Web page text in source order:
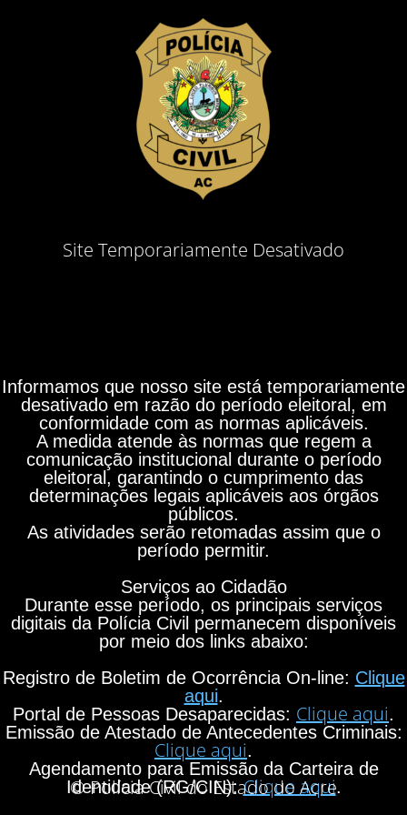
Site Temporariamente Desativado
Informamos que nosso site está temporariamente
desativado em razão do período eleitoral, em
conformidade com as normas aplicáveis.
A medida atende às normas que regem a
comunicação institucional durante o período
eleitoral, garantindo o cumprimento das
determinações legais aplicáveis aos órgãos
públicos.
As atividades serão retomadas assim que o
período permitir.
Serviços ao Cidadão
Durante esse período, os principais serviços
digitais da Polícia Civil permanecem disponíveis
por meio dos links abaixo:
Registro de Boletim de Ocorrência On-line: Clique
aqui.
Portal de Pessoas Desaparecidas: Clique aqui.
Emissão de Atestado de Antecedentes Criminais:
Clique aqui.
Agendamento para Emissão da Carteira de
Identidade (RG/CIN):Clique aqui.
© Polícia Civil do Estado do Acre